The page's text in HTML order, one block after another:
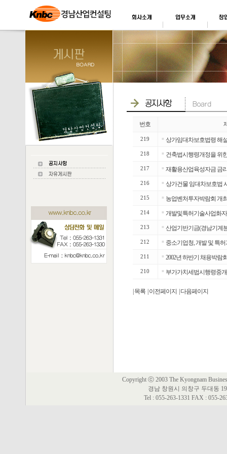
번호
219 ■ 상가임대차보호법령 해
218 ■ 건축법시행령개정을 위
217 ■ 재활용산업육성자금 금
216 ■ 상가건물 임대차보호법
215 ■ 농업벤처투자박람회 개
214 ■ 개발및특허기술사업화
213 ■ 산업기반기금(경남기계
212 ■ 중소기업청, 개발 및 특
211 ■ 2002년 하반기 채용박람
210 ■ 부가가치세법시행령중
| 목록 | 이전페이지 | 다음페이지
Copyright ⓒ 2003 The Kyongnam
경남 창원시 의창구 두대동
Tel : 055-263-1331 FAX : 055-